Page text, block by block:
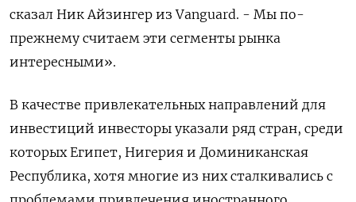
сказал Ник Айзингер из Vanguard. - Мы по-
прежнему считаем эти сегменты рынка
интересными».
В качестве привлекательных направлений для
инвестиций инвесторы указали ряд стран, среди
которых Египет, Нигерия и Доминиканская
Республика, хотя многие из них сталкивались с